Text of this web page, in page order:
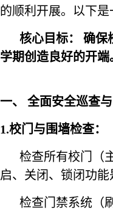
的顺利开展。以下是
核心目标： 确保
学期创造良好的开端
一、 全面安全巡查
1.校门与围墙检查：
检查所有校门（
启、关闭、锁闭功能
检查门禁系统（